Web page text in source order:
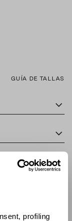
profiling
GUÍA DE TALLAS